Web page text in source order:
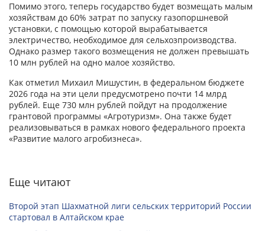
Помимо этого, теперь государство будет возмещать малым
хозяйствам до 60% затрат по запуску газопоршневой
установки, с помощью которой вырабатывается
электричество, необходимое для сельхозпроизводства.
Однако размер такого возмещения не должен превышать
10 млн рублей на одно малое хозяйство.
Как отметил Михаил Мишустин, в федеральном бюджете
2026 года на эти цели предусмотрено почти 14 млрд
рублей. Еще 730 млн рублей пойдут на продолжение
грантовой программы «Агротуризм». Она также будет
реализовываться в рамках нового федерального проекта
«Развитие малого агробизнеса».
Еще читают
Второй этап Шахматной лиги сельских территорий России
стартовал в Алтайском крае